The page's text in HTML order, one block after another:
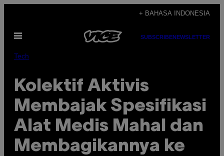
content
+ BAHASA INDONESIA
Open
SUBSCRIBENEWSLETTER
Tech
Kolektif Aktivis
Membajak Spesifikasi
Alat Medis Mahal dan
Membagikannya ke